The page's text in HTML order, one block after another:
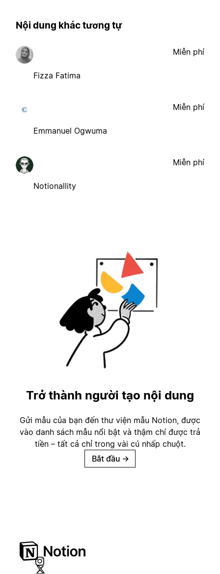
Nội dung khác tương tự
Fizza Fatima
Miễn phí
Emmanuel Ogwuma
Miễn phí
Notionallity
Miễn phí
Trở thành người tạo nội dung
Gửi mẫu của bạn đến thư viện mẫu Notion, được
vào danh sách mẫu nổi bật và thậm chí được trả
tiền – tất cả chỉ trong vài cú nhấp chuột.
Bắt đầu →